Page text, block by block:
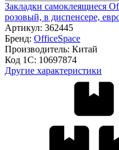
Закладки самоклеящиеся
розовый, в диспенсере,
Артикул: 362445
Бренд: OfficeSpace
Производитель: Китай
Код 1С: 10697874
Другие характеристики